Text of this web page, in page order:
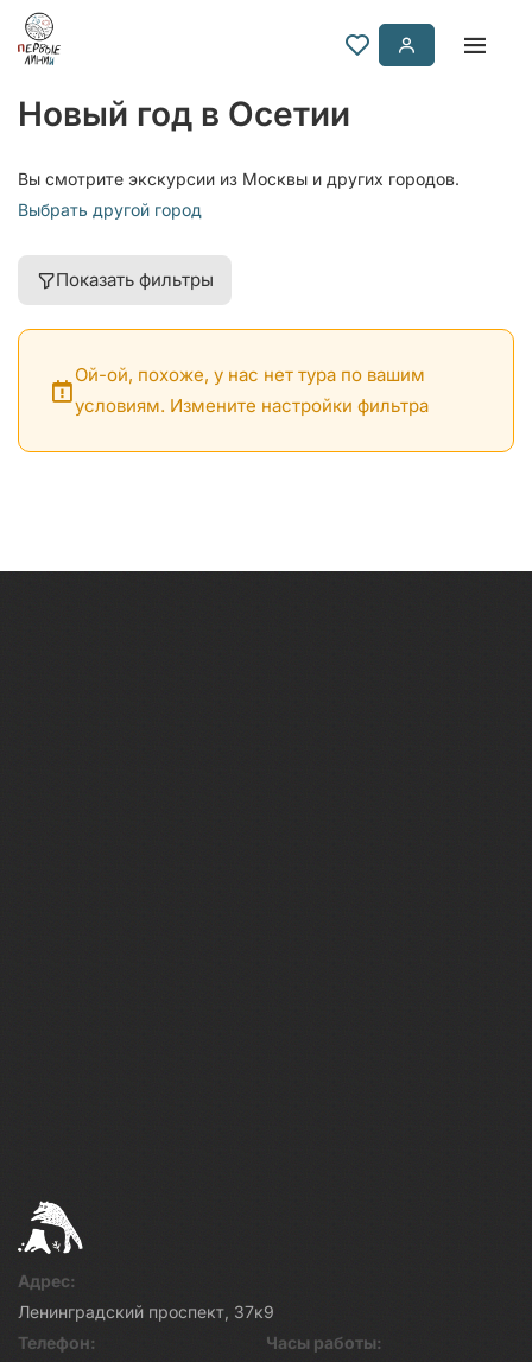
Новый год в Осетии
Вы смотрите экскурсии из Москвы и других городов.
Выбрать другой город
Показать фильтры
Ой-ой, похоже, у нас нет тура по вашим
условиям. Измените настройки фильтра
Адрес:
Ленинградский проспект, 37к9
Телефон:
Часы работы: